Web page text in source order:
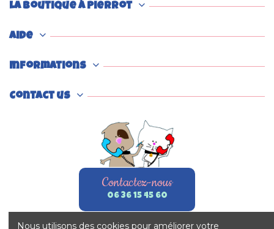
La boutique à Pierrot
Aide
Informations
Contact us
Contactez-nous
06 36 15 45 60
Nous utilisons des cookies pour améliorer votre